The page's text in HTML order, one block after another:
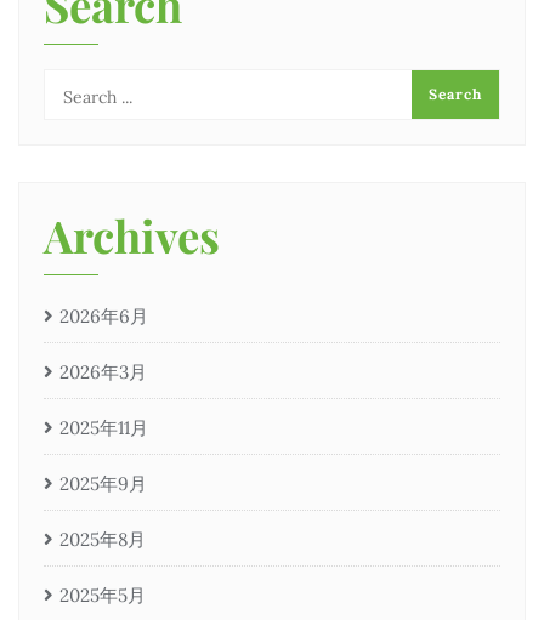
Archives
2026年6月
2026年3月
2025年11月
2025年9月
2025年8月
2025年5月